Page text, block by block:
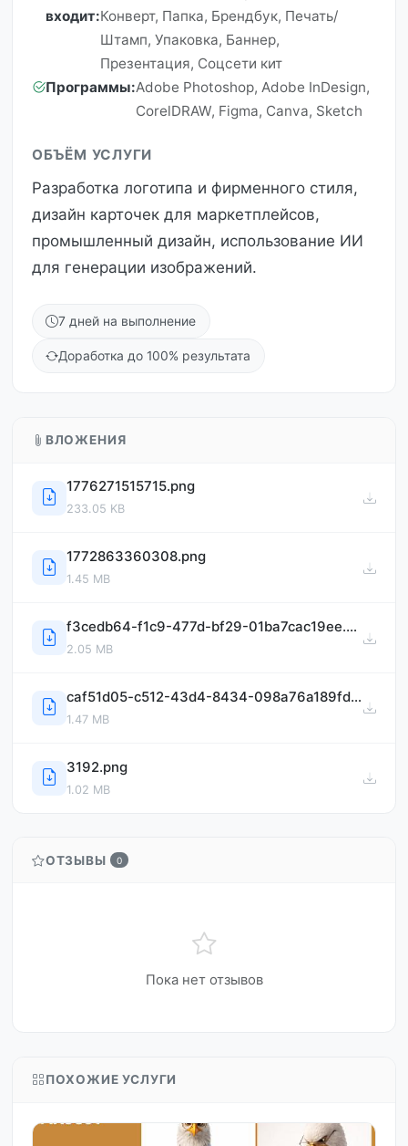
входит:Конверт, Папка, Брендбук, Печать/
Штамп, Упаковка, Баннер,
Презентация, Соцсети кит
Программы:Adobe Photoshop, Adobe InDesign,
CorelDRAW, Figma, Canva, Sketch
ОБЪЁМ УСЛУГИ
Разработка логотипа и фирменного стиля,
дизайн карточек для маркетплейсов,
промышленный дизайн, использование ИИ
для генерации изображений.
7 дней на выполнение
Доработка до 100% результата
ВЛОЖЕНИЯ
1776271515715.png
233.05 KB
1772863360308.png
1.45 MB
f3cedb64-f1c9-477d-bf29-01ba7cac19ee.png
2.05 MB
caf51d05-c512-43d4-8434-098a76a189fd.png
1.47 MB
3192.png
1.02 MB
ОТЗЫВЫ 0
Пока нет отзывов
ПОХОЖИЕ УСЛУГИ